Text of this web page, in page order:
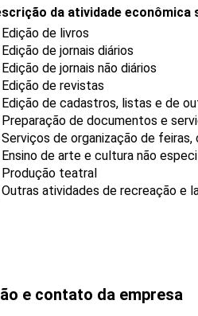
da atividade econômica
de livros
de jornais diários
de jornais não diários
de revistas
de cadastros, listas e de
de documentos e
de organização de
de arte e cultura não
teatral
atividades de recreação e
e contato da empresa